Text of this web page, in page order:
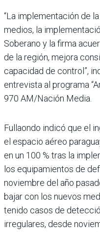
“La implementación de
medios, la
Soberano y la firma
de la región, mejora
capacidad de control”,
entrevista al programa
970 AM/Nación Media.
Fullaondo indicó que el
el espacio aéreo
en un 100 % tras la
los equipamientos de
noviembre del año
bajar con los nuevos
tenido casos de
irregulares, desde